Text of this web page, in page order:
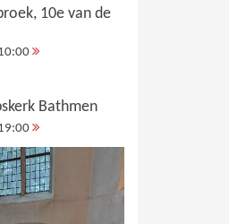
10e van de
Bathmen